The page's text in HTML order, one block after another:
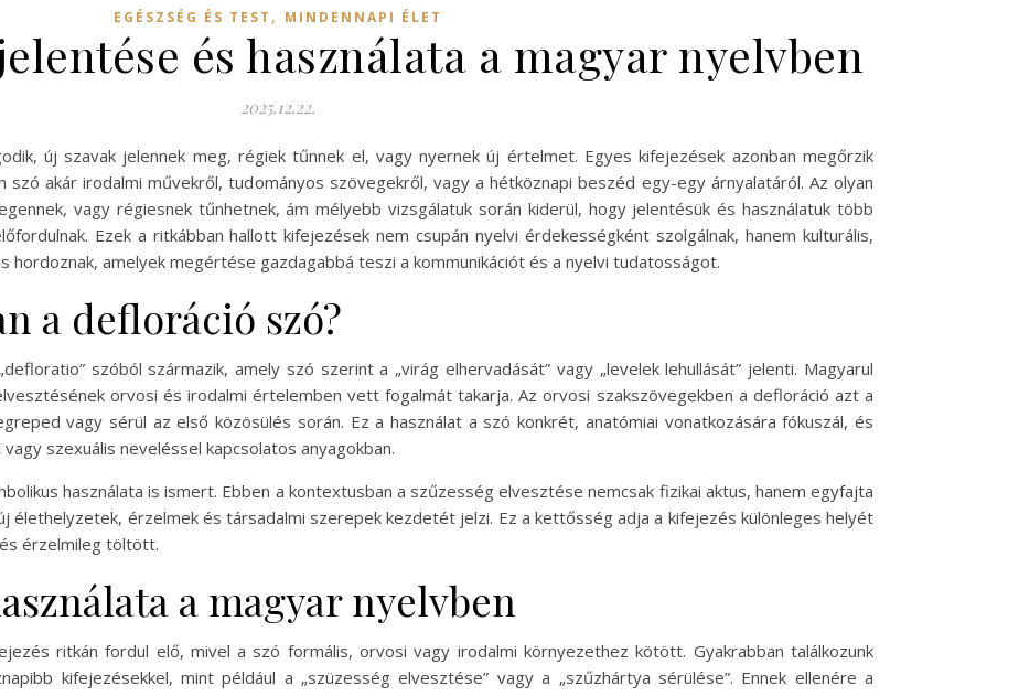
EGÉSZSÉG ÉS TEST , MINDENNAPI ÉLET
és használata a magyar nyelvben
2025.12.22.
új szavak jelennek meg, régiek tűnnek el, vagy nyernek új értelmet. Egyes kifejezések azonban megőrzik
szó akár irodalmi művekről, tudományos szövegekről, vagy a hétköznapi beszéd egy-egy árnyalatáról. Az olyan
vagy régiesnek tűnhetnek, ám mélyebb vizsgálatuk során kiderül, hogy jelentésük és használatuk több
Ezek a ritkábban hallott kifejezések nem csupán nyelvi érdekességként szolgálnak, hanem kulturális,
amelyek megértése gazdagabbá teszi a kommunikációt és a nyelvi tudatosságot.
a defloráció szó?
szóból származik, amely szó szerint a „virág elhervadását” vagy „levelek lehullását” jelenti. Magyarul
orvosi és irodalmi értelemben vett fogalmát takarja. Az orvosi szakszövegekben a defloráció azt a
vagy sérül az első közösülés során. Ez a használat a szó konkrét, anatómiai vonatkozására fókuszál, és
szexuális neveléssel kapcsolatos anyagokban.
használata is ismert. Ebben a kontextusban a szűzesség elvesztése nemcsak fizikai aktus, hanem egyfajta
élethelyzetek, érzelmek és társadalmi szerepek kezdetét jelzi. Ez a kettősség adja a kifejezés különleges helyét
érzelmileg töltött.
a magyar nyelvben
ritkán fordul elő, mivel a szó formális, orvosi vagy irodalmi környezethez kötött. Gyakrabban találkozunk
kifejezésekkel, mint például a „szüzesség elvesztése” vagy a „szűzhártya sérülése”. Ennek ellenére a